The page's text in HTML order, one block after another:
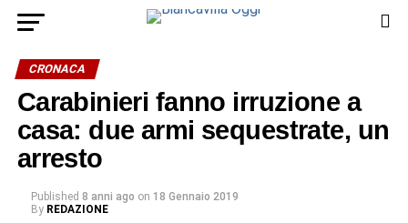
CRONACA
Carabinieri fanno irruzione a
casa: due armi sequestrate, un
arresto
Published 8 anni ago on 18 Gennaio 2019
By REDAZIONE